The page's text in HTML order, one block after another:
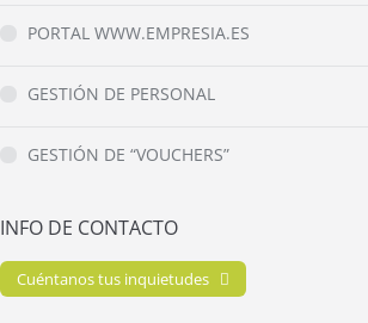
PORTAL WWW.EMPRESIA.ES
GESTIÓN DE PERSONAL
GESTIÓN DE “VOUCHERS”
INFO DE CONTACTO
Cuéntanos tus inquietudes